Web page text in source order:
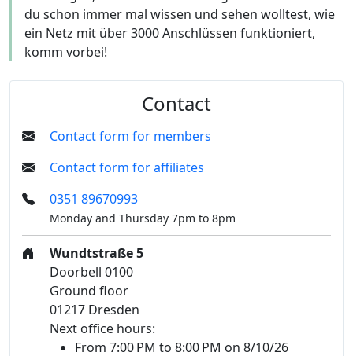
du schon immer mal wissen und sehen wolltest, wie
ein Netz mit über 3000 Anschlüssen funktioniert,
komm vorbei!
Contact
Contact form for members
Contact form for affiliates
0351 89670993
Monday and Thursday 7pm to 8pm
Wundtstraße 5
Doorbell 0100
Ground floor
01217 Dresden
Next office hours:
From 7:00 PM to 8:00 PM on 8/10/26